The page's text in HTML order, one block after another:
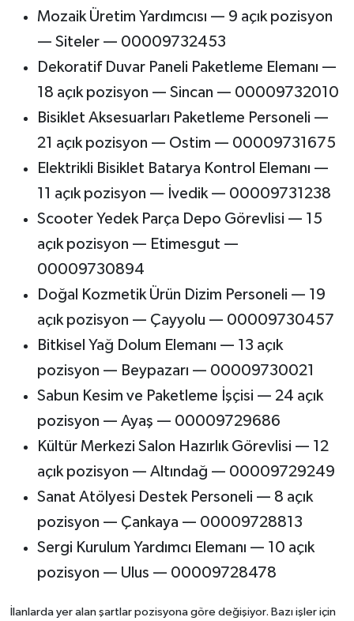
Mozaik Üretim Yardımcısı — 9 açık pozisyon
— Siteler — 00009732453
Dekoratif Duvar Paneli Paketleme Elemanı —
18 açık pozisyon — Sincan — 00009732010
Bisiklet Aksesuarları Paketleme Personeli —
21 açık pozisyon — Ostim — 00009731675
Elektrikli Bisiklet Batarya Kontrol Elemanı —
11 açık pozisyon — İvedik — 00009731238
Scooter Yedek Parça Depo Görevlisi — 15
açık pozisyon — Etimesgut —
00009730894
Doğal Kozmetik Ürün Dizim Personeli — 19
açık pozisyon — Çayyolu — 00009730457
Bitkisel Yağ Dolum Elemanı — 13 açık
pozisyon — Beypazarı — 00009730021
Sabun Kesim ve Paketleme İşçisi — 24 açık
pozisyon — Ayaş — 00009729686
Kültür Merkezi Salon Hazırlık Görevlisi — 12
açık pozisyon — Altındağ — 00009729249
Sanat Atölyesi Destek Personeli — 8 açık
pozisyon — Çankaya — 00009728813
Sergi Kurulum Yardımcı Elemanı — 10 açık
pozisyon — Ulus — 00009728478
İlanlarda yer alan şartlar pozisyona göre değişiyor. Bazı işler için